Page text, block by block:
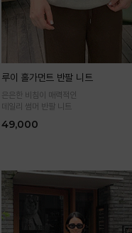
루이 홀가먼트 반팔 니트
은은한 비침이 매력적인
데일리 썸머 반팔 니트
49,000